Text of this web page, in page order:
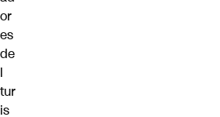
or
es
de
l
tur
is